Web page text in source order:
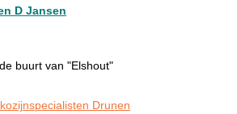
D Jansen
buurt van "Elshout"
kozijnspecialisten Drunen